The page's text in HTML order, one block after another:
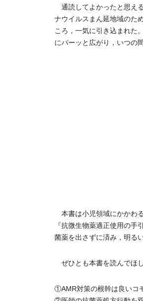
通読してよかったと思え
ナウイルスまん延地域のた
ころ，一気に引き込まれた
にパーッと広がり，いつの
本書は小児領域にかかわ
『抗微生物薬適正使用の
菌薬を出さずに済み，明る
ぜひとも本書を読んでほ
①AMR対策の根幹は良いコ